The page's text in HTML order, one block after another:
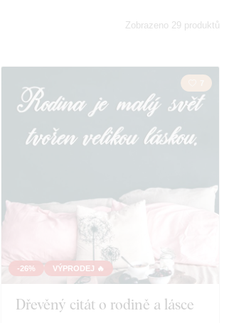
Zobrazeno 29 produktů
-26% VÝPRODEJ 🔥
Dřevěný citát o rodině a lásce